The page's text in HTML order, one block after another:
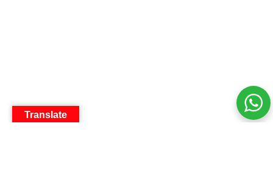
Translate